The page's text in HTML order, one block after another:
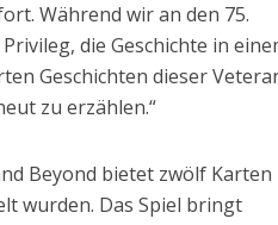
Während wir an den 75.
die Geschichte in
Geschichten dieser
zu erzählen.“
Beyond bietet zwölf Karten
wurden. Das Spiel bringt